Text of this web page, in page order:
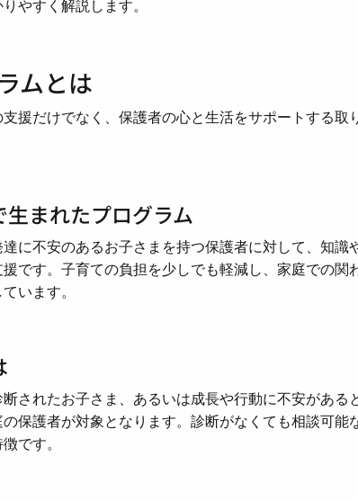
やすく解説します。
ムとは
援だけでなく、保護者の心と生活をサポートする取
まれたプログラム
に不安のあるお子さまを持つ保護者に対して、知識
です。子育ての負担を少しでも軽減し、家庭での関
います。
されたお子さま、あるいは成長や行動に不安がある
保護者が対象となります。診断がなくても相談可能
です。